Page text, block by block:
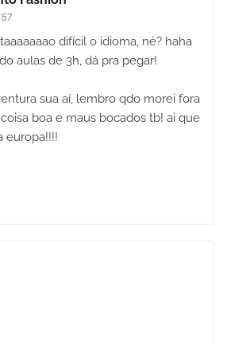
difícil o idioma, né? haha
aulas de 3h, dá pra pegar!
sua aí, lembro qdo morei fora
boa e maus bocados tb! ai que
europa!!!!